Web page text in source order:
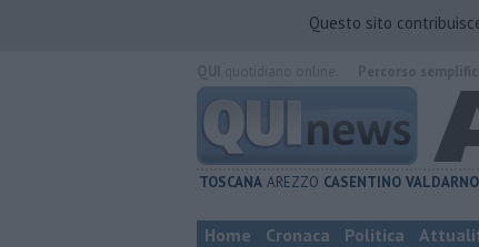
Questo sito
TOSCANA AREZZO CASENTINO VALDARNO
Home Cronaca Politica